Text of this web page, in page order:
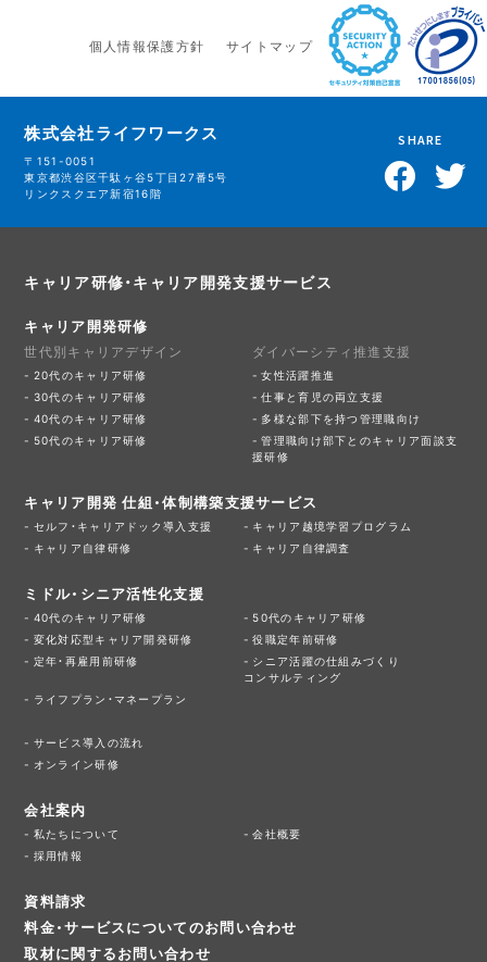
株式会社ライフワークス
〒151-0051
東京都渋谷区千駄ヶ谷5丁目27番5号
リンクスクエア新宿16階
SHARE
個人情報保護方針 サイトマップ
キャリア研修・キャリア開発支援サービス
キャリア開発研修
世代別キャリアデザイン
20代のキャリア研修
30代のキャリア研修
40代のキャリア研修
50代のキャリア研修
ダイバーシティ推進支援
女性活躍推進
仕事と育児の両立支援
多様な部下を持つ管理職向け
管理職向け部下とのキャリア面談支
援研修
キャリア開発 仕組・体制構築支援サービス
セルフ・キャリアドック導入支援
キャリア越境学習プログラム
キャリア自律研修
キャリア自律調査
ミドル・シニア活性化支援
40代のキャリア研修
50代のキャリア研修
変化対応型キャリア開発研修
役職定年前研修
定年・再雇用前研修
シニア活躍の仕組みづくり
コンサルティング
ライフプラン・マネープラン
サービス導入の流れ
オンライン研修
会社案内
私たちについて
会社概要
採用情報
資料請求
料金・サービスについてのお問い合わせ
取材に関するお問い合わせ